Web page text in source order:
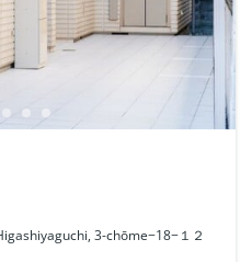
3-chōme−18−１２